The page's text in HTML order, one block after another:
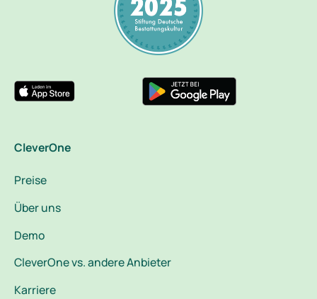
CleverOne
Preise
Über uns
Demo
CleverOne vs. andere Anbieter
Karriere